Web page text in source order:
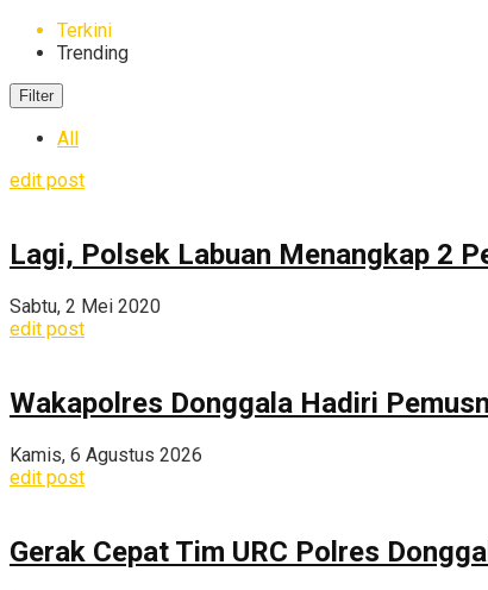
Terkini
Trending
Filter
All
edit post
Lagi, Polsek Labuan Menangkap 2
Sabtu, 2 Mei 2020
edit post
Wakapolres Donggala Hadiri
Kamis, 6 Agustus 2026
edit post
Gerak Cepat Tim URC Polres